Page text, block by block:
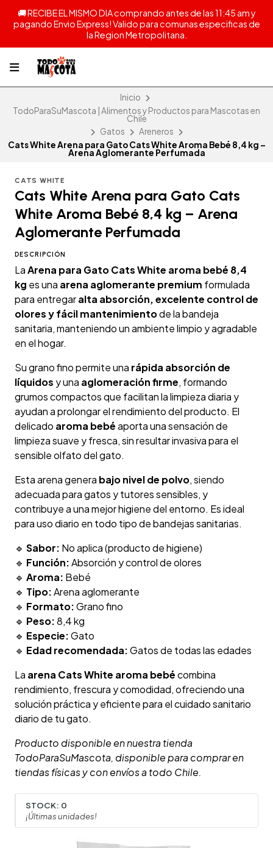
🚚 RECIBE EL MISMO DIA comprando antes de las 11:45 am y
pagando Envio Express! Valido para comunas especificas de
la Region Metropolitana.
Inicio
TodoParaSuMascota | Alimentos y Productos para Mascotas en
Chile
Gatos
Areneros
Cats White Arena para Gato Cats White Aroma Bebé 8,4 kg –
Arena Aglomerante Perfumada
CATS WHITE
Cats White Arena para Gato Cats
White Aroma Bebé 8,4 kg – Arena
Aglomerante Perfumada
DESCRIPCIÓN
LaArena para Gato Cats White aroma bebé 8,4
kg es una arena aglomerante premium formulada
para entregaralta absorción, excelente control de
olores y fácil mantenimientode la bandeja
sanitaria, manteniendo un ambiente limpio y agradable
en el hogar.
Su grano fino permite una rápida absorción de
líquidos y una aglomeración firme, formando
grumos compactos que facilitan la limpieza diaria y
ayudan a prolongar el rendimiento del producto. El
delicado aroma bebéaporta una sensación de
limpieza suave y fresca, sin resultar invasiva para el
sensible olfato del gato.
Esta arena genera bajo nivel de polvo, siendo
adecuada para gatos y tutores sensibles, y
contribuye a una mejor higiene del entorno. Es ideal
para uso diario en todo tipo de bandejas sanitarias.
🔹 Sabor: No aplica (producto de higiene)
🔹 Función:Absorción y control de olores
🔹 Aroma: Bebé
🔹 Tipo:Arena aglomerante
🔹 Formato:Grano fino
🔹 Peso:8,4 kg
🔹 Especie:Gato
🔹 Edad recomendada:Gatos de todas las edades
La arena Cats White aroma bebécombina
rendimiento, frescura y comodidad, ofreciendo una
solución práctica y eficiente para el cuidado sanitario
diario de tu gato.
Producto disponible en nuestra tienda
TodoParaSuMascota, disponible para comprar en
tiendas físicas y con envíos a todo Chile.
STOCK: 0
¡Últimas unidades!